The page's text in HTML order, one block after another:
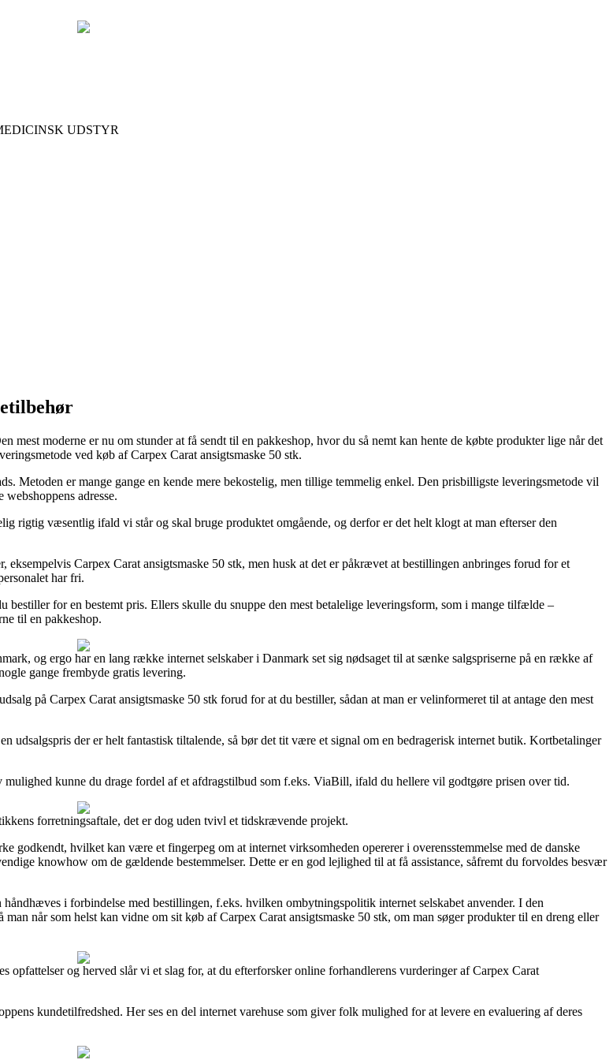
UDSTYR
mest moderne er nu om stunder at få sendt til en pakkeshop, hvor du så nemt kan hente de købte produkter lige når det
ved køb af Carpex Carat ansigtsmaske 50 stk.
er mange gange en kende mere bekostelig, men tillige temmelig enkel. Den prisbilligste leveringsmetode vil
adresse.
rigtig væsentlig ifald vi står og skal bruge produktet omgående, og derfor er det helt klogt at man efterser den
Carpex Carat ansigtsmaske 50 stk, men husk at det er påkrævet at bestillingen anbringes forud for et
har fri.
for en bestemt pris. Ellers skulle du snuppe den mest betalelige leveringsform, som i mange tilfælde –
til en pakkeshop.
og ergo har en lang række internet selskaber i Danmark set sig nødsaget til at sænke salgspriserne på en række af
gange frembyde gratis levering.
på Carpex Carat ansigtsmaske 50 stk forud for at du bestiller, sådan at man er velinformeret til at antage den mest
der er helt fantastisk tiltalende, så bør det tit være et signal om en bedragerisk internet butik. Kortbetalinger
kunne du drage fordel af et afdragstilbud som f.eks. ViaBill, ifald du hellere vil godtgøre prisen over tid.
forretningsaftale, det er dog uden tvivl et tidskrævende projekt.
godkendt, hvilket kan være et fingerpeg om at internet virksomheden opererer i overensstemmelse med de danske
knowhow om de gældende bestemmelser. Dette er en god lejlighed til at få assistance, såfremt du forvoldes besvær
i forbindelse med bestillingen, f.eks. hvilken ombytningspolitik internet selskabet anvender. I den
når som helst kan vidne om sit køb af Carpex Carat ansigtsmaske 50 stk, om man søger produkter til en dreng eller
og herved slår vi et slag for, at du efterforsker online forhandlerens vurderinger af Carpex Carat
kundetilfredshed. Her ses en del internet varehuse som giver folk mulighed for at levere en evaluering af deres